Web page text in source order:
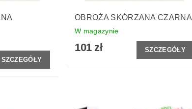
SZCZEGÓŁY
OBROŻA SKÓRZANA CZARNA
W magazynie
101 zł SZCZEGÓŁY